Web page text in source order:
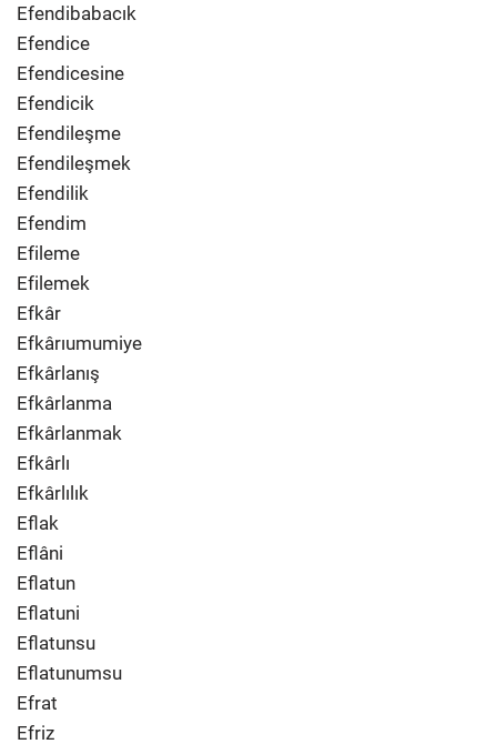
Efendibabacık
Efendice
Efendicesine
Efendicik
Efendileşme
Efendileşmek
Efendilik
Efendim
Efileme
Efilemek
Efkâr
Efkârıumumiye
Efkârlanış
Efkârlanma
Efkârlanmak
Efkârlı
Efkârlılık
Eflak
Eflâni
Eflatun
Eflatuni
Eflatunsu
Eflatunumsu
Efrat
Efriz